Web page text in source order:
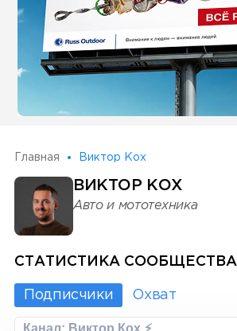
Главная Виктор Кох
ВИКТОР КОХ
Авто и мототехника
СТАТИСТИКА СООБЩЕСТВА
Подписчики Охват
Канал: Виктор Кох ⚡️